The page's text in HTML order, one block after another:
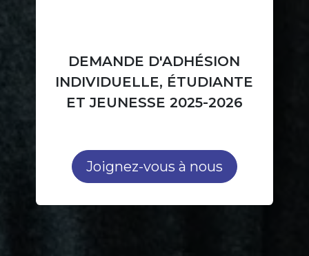
DEMANDE D'ADHÉSION
INDIVIDUELLE, ÉTUDIANTE
ET JEUNESSE 2025-2026
Joignez-vous à nous